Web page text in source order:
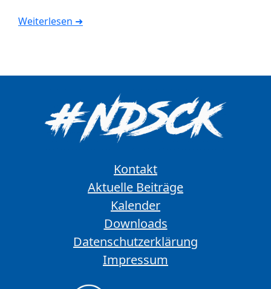
Weiterlesen ➜
Kontakt
Aktuelle Beiträge
Kalender
Downloads
Datenschutzerklärung
Impressum